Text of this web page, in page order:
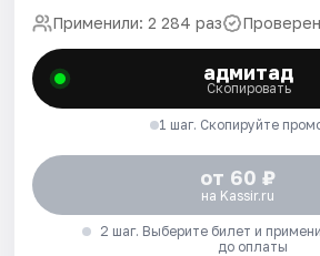
Применили: 2 284 раз
адмитад
Скопировать
1 шаг. Скопируйте
от 60 ₽
на Kassir.ru
2 шаг. Выберите билет и
до оплаты